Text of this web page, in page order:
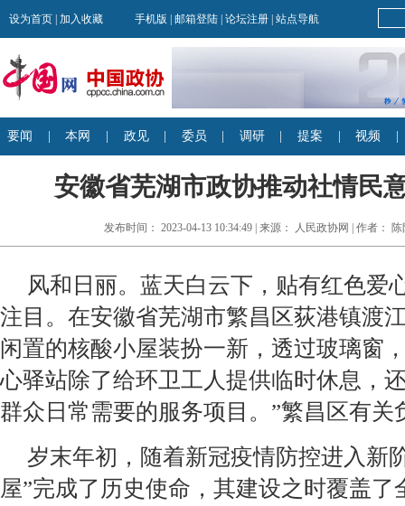
安徽省芜湖市政协推动社情民
发布时间： 2023-04-13 10:34:49 | 来源： 人民政协网 | 作者：
风和日丽。蓝天白云下，贴有红色爱
注目。在安徽省芜湖市繁昌区荻港镇渡
闲置的核酸小屋装扮一新，透过玻璃窗
心驿站除了给环卫工人提供临时休息，
群众日常需要的服务项目。”繁昌区有关
岁末年初，随着新冠疫情防控进入新
屋”完成了历史使命，其建设之时覆盖了